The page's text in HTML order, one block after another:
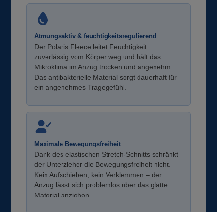
Atmungsaktiv & feuchtigkeitsregulierend
Der Polaris Fleece leitet Feuchtigkeit
zuverlässig vom Körper weg und hält das
Mikroklima im Anzug trocken und angenehm.
Das antibakterielle Material sorgt dauerhaft für
ein angenehmes Tragegefühl.
Maximale Bewegungsfreiheit
Dank des elastischen Stretch-Schnitts schränkt
der Unterzieher die Bewegungsfreiheit nicht.
Kein Aufschieben, kein Verklemmen – der
Anzug lässt sich problemlos über das glatte
Material anziehen.